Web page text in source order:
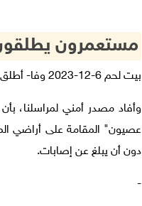
مستعمرون
بيت لحم 6-12-2023 وفا- أطلق مستعمرون الرصاص، مساء اليوم الأربعاء، على مركبات المواطنين جنوب بيت لحم
وأفاد مصدر أمني لمراسلنا،
عصيون" المقامة على أراضي
دون أن يبلغ عن إصابات.
-